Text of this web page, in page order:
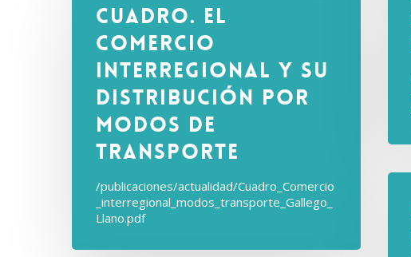
Cuadro. El
comercio
interregional y su
distribución por
modos de
transporte
/publicaciones/actualidad/Cuadro_Comercio
_interregional_modos_transporte_Gallego_
Llano.pdf